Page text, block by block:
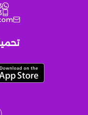
يلا لودو عن طريق
يلا لودو عن طريق